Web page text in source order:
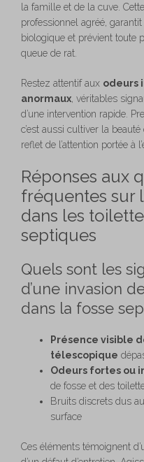
la famille et de la cuve.
professionnel agréé,
biologique et prévient toute
queue de rat.
Restez attentif aux odeurs
anormaux , véritables
d’une intervention rapide.
c’est aussi cultiver la
reflet de l’attention portée à
Réponses aux
fréquentes sur
dans les
septiques
Quels sont les
d’une invasion
dans la fosse
Présence visible
télescopique
Odeurs fortes ou
de fosse et des
Bruits discrets dus
surface
Ces éléments témoignent